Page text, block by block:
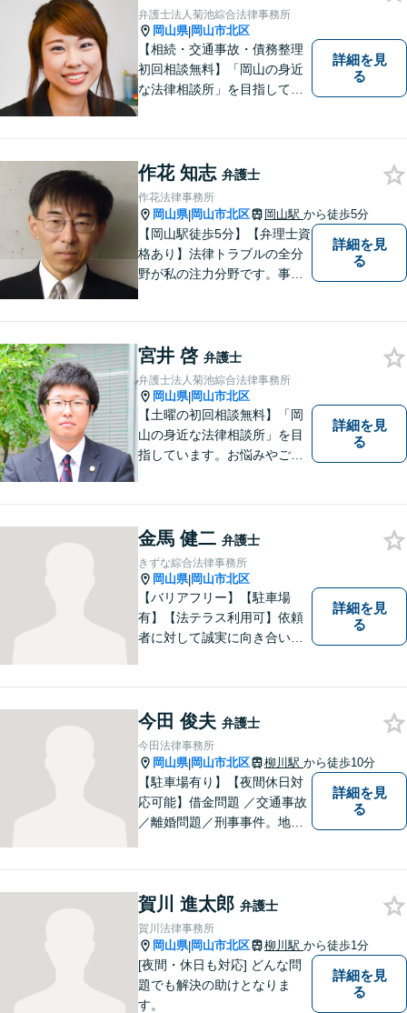
せん。お気軽にご相談くださ
い。【土曜日も受付可能】
【専用駐車場あり】
弁護士法人菊池綜合法律事務所
岡山県|岡山市北区
【相続・交通事故・債務整理
初回相談無料】「岡山の身近
な法律相談所」を目指してい
んなささいなことでも構いま
せん。お気軽にご相談くださ
い。【土曜日も受付可能】
【専用駐車場あり】
詳細を見
る
作花 知志 弁護士
作花法律事務所
岡山県|岡山市北区 岡山駅 から徒歩5分
【岡山駅徒歩5分】【弁理士資
格あり】法律トラブルの全分
野が私の注力分野です。事務
ラス対応】【後払い対応】
【日弁連国際人権問題委員会
所属】お困りの方は、お気軽
にご相談下さい。
詳細を見
る
宮井 啓 弁護士
弁護士法人菊池綜合法律事務所
岡山県|岡山市北区
【土曜の初回相談無料】「岡
山の身近な法律相談所」を目
指しています。お悩みやご不
でも構いません。お気軽にご
相談ください。【土曜日も受
付可能】【専用駐車場あり】
詳細を見
る
金馬 健二 弁護士
きずな綜合法律事務所
岡山県|岡山市北区
【バリアフリー】【駐車場
有】【法テラス利用可】依頼
者に対して誠実に向き合い、
るように準備していますので
お気軽にご相談ください。
詳細を見
る
今田 俊夫 弁護士
今田法律事務所
岡山県|岡山市北区 柳川駅 から徒歩10分
【駐車場有り】【夜間休日対
応可能】借金問題 ／交通事故
／離婚問題／刑事事件。地域
軽にご相談ください。
詳細を見
る
賀川 進太郎 弁護士
賀川法律事務所
岡山県|岡山市北区 柳川駅 から徒歩1分
[夜間・休日も対応] どんな問
題でも解決の助けとなりま
す。
詳細を見
る